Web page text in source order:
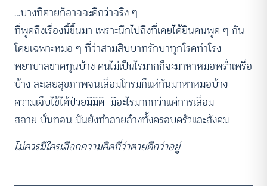
…บางทีตายก็อาจจะดีกว่าจริง ๆ
ที่พูดถึงเรื่องนี้ขึ้นมา เพราะนึกไปถึงที่เคยได้ยินคนพูด ๆ กัน
โดยเฉพาะหมอ ๆ ที่ว่าสามสิบบาทรักษาทุกโรคทำโรง
พยาบาลขาดทุนบ้าง คนไม่เป็นไรมากก็จะมาหาหมอพร่ำเพรื่อ
บ้าง ละเลยสุขภาพจนเสื่อมโทรมก็แห่กันมาหาหมอบ้าง
ความเจ็บไข้ได้ป่วยมีมิติ มีอะไรมากกว่าแค่การเสื่อม
สลาย บั่นทอน มันยังทำลายล้างทั้งครอบครัวและสังคม
ไม่ควรมีใครเลือกความคิดที่ว่าตายดีกว่าอยู่